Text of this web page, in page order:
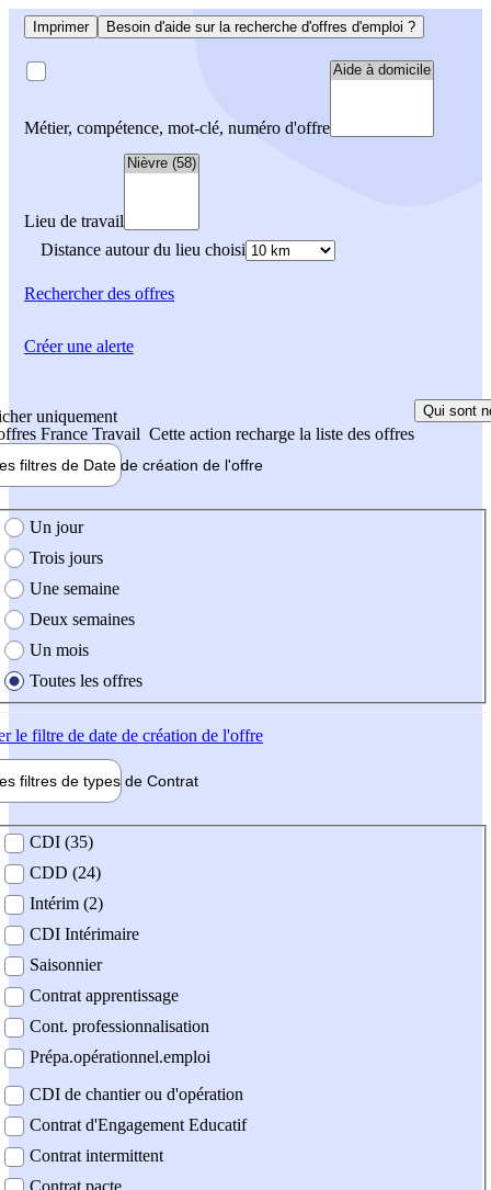
Imprimer Besoin d'aide sur la recherche d'offres d'emploi ?
Métier, compétence, mot-clé, numéro d'offre
Lieu de travail
Distance autour du lieu choisi
Rechercherdes offres
uniquement
France Travail Cette action recharge la liste des offres
Qui sont
filtres de Date de création de l'offre
création de l'offre
Un jour
Trois jours
Une semaine
Deux semaines
Un mois
Toutes les offres
le filtre de date de création de l'offre
filtres de types de Contrat
contrat
CDI (35)
CDD (24)
Intérim (2)
CDI Intérimaire
Saisonnier
Contrat apprentissage
Cont. professionnalisation
Prépa.opérationnel.emploi
CDI de chantier ou d'opération
Contrat d'Engagement Educatif
Contrat intermittent
Créer une alerte